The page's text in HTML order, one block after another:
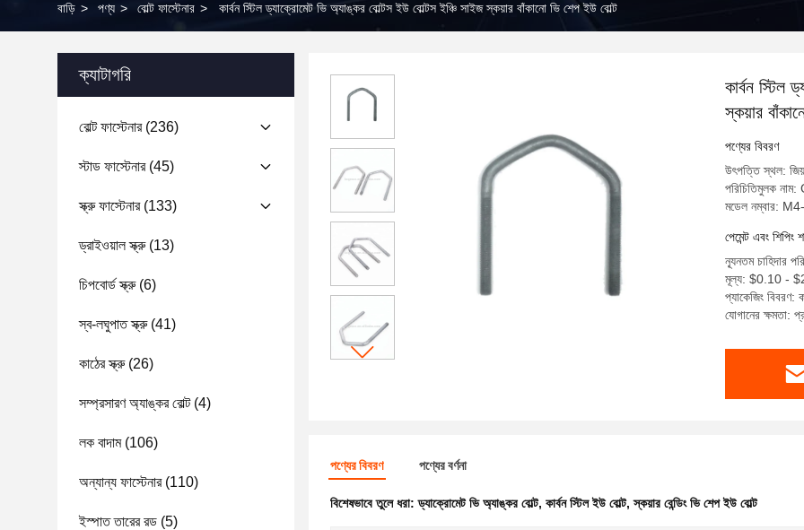
বাড়ি > পণ্য > বোল্ট ফাস্টেনার > কার্বন স্টিল ড্যাক্রোমেট ভি অ্যাঙ্কর বোল্টস ইউ বোল্টস ইঞ্চি সাইজ স্কয়ার বাঁকানো ভি শেপ ইউ বোল্ট
ক্যাটাগরি
বোল্ট ফাস্টেনার(236)
স্টাড ফাস্টেনার(45)
স্ক্রু ফাস্টেনার(133)
ড্রাইওয়াল স্ক্রু(13)
চিপবোর্ড স্ক্রু(6)
স্ব-লঘুপাত স্ক্রু(41)
কাঠের স্ক্রু(26)
সম্প্রসারণ অ্যাঙ্কর বোল্ট(4)
লক বাদাম(106)
অন্যান্য ফাস্টেনার(110)
ইস্পাত তারের রড (5)
কার্বন স্টিল
স্কয়ার
পণ্যের বিবরণ
উৎপত্তি স্থল:
পরিচিতিমুলক
মডেল নম্বার:
পেমেন্ট এবং শিপিং
ন্যূনতম চাহিদার
মূল্য: $0.10 -
প্যাকেজিং বিবরণ:
যোগানের ক্ষমতা:
পণ্যের বিবরণ পণ্যের বর্ণনা
বিশেষভাবে তুলে ধরা:ড্যাক্রোমেট ভি অ্যাঙ্কর বোল্ট, কার্বন স্টিল ইউ বোল্ট,স্কয়ার বেন্ডিং ভি শেপ ইউ বোল্ট